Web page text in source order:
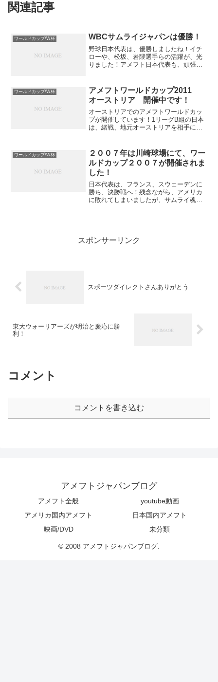
関連記事
ワールドカップ/W杯 WBCサムライジャパンは優勝！
野球日本代表は、優勝しましたね！イチ
ローや、松坂、岩隈選手らの活躍が、光
りました！アメフト日本代表も、頑張っ
メフトを！！
ワールドカップ/W杯
アメフトワールドカップ2011
オーストリア 開催中です！
オーストリアでのアメフトワールドカッ
プが開催しています！1リーグB組の日本
は、緒戦、地元オーストリアを相手に、
放しましたね！QBの高田選手の落ち着い
たクウォーター...
ワールドカップ/W杯
２００７年は川崎球場にて、ワー
ルドカップ２００７が開催されま
した！
日本代表は、フランス、スウェーデンに
勝ち、決勝戦へ！残念ながら、アメリカ
に敗れてしまいましたが、サムライ魂、
スポンサーリンク
スポーツダイレクトさんありがとう
東大ウォーリアーズが明治と慶応に勝
利！
コメント
コメントを書き込む
アメフトジャパンブログ
アメフト全般
youtube動画
アメリカ国内アメフト
日本国内アメフト
映画/DVD
未分類
© 2008 アメフトジャパンブログ.